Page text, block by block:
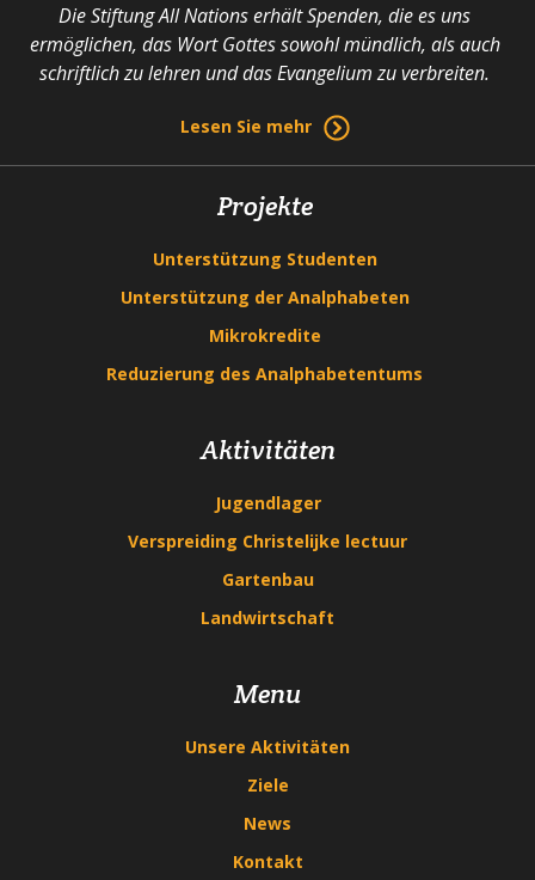
Die Stiftung All Nations erhält Spenden, die es uns
ermöglichen, das Wort Gottes sowohl mündlich, als auch
schriftlich zu lehren und das Evangelium zu verbreiten.
Lesen Sie mehr
Projekte
Unterstützung Studenten
Unterstützung der Analphabeten
Mikrokredite
Reduzierung des Analphabetentums
Aktivitäten
Jugendlager
Verspreiding Christelijke lectuur
Gartenbau
Landwirtschaft
Menu
Unsere Aktivitäten
Ziele
News
Kontakt